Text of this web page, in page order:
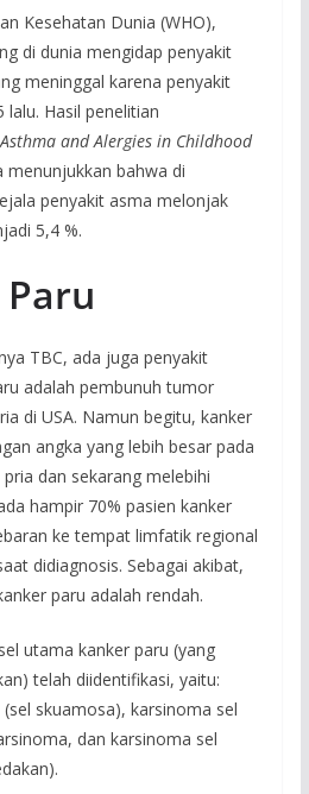
Kesehatan Dunia (WHO),
di dunia mengidap penyakit
meninggal karena penyakit
Hasil penelitian
and Alergies in Childhood
menunjukkan bahwa di
penyakit asma melonjak
5,4 %.
TBC, ada juga penyakit
adalah pembunuh tumor
di USA. Namun begitu, kanker
angka yang lebih besar pada
dan sekarang melebihi
hampir 70% pasien kanker
ke tempat limfatik regional
didiagnosis. Sebagai akibat,
paru adalah rendah.
utama kanker paru (yang
telah diidentifikasi, yaitu:
skuamosa), karsinoma sel
dan karsinoma sel